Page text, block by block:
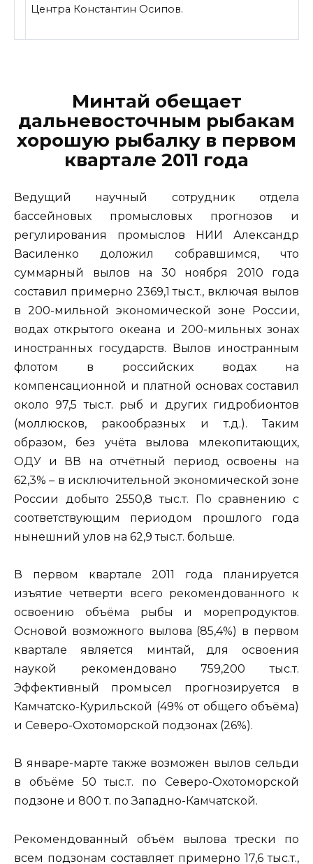
Центра Константин Осипов.
Минтай обещает
дальневосточным рыбакам
хорошую рыбалку в первом
квартале 2011 года
Ведущий научный сотрудник отдела
бассейновых промысловых прогнозов и
регулирования промыслов НИИ Александр
Василенко доложил собравшимся, что
суммарный вылов на 30 ноября 2010 года
составил примерно 2369,1 тыс.т., включая вылов
в 200-мильной экономической зоне России,
водах открытого океана и 200-мильных зонах
иностранных государств. Вылов иностранным
флотом в российских водах на
компенсационной и платной основах составил
около 97,5 тыс.т. рыб и других гидробионтов
(моллюсков, ракообразных и т.д.). Таким
образом, без учёта вылова млекопитающих,
ОДУ и ВВ на отчётный период освоены на
62,3% – в исключительной экономической зоне
России добыто 2550,8 тыс.т. По сравнению с
соответствующим периодом прошлого года
нынешний улов на 62,9 тыс.т. больше.
В первом квартале 2011 года планируется
изъятие четверти всего рекомендованного к
освоению объёма рыбы и морепродуктов.
Основой возможного вылова (85,4%) в первом
квартале является минтай, для освоения
наукой рекомендовано 759,200 тыс.т.
Эффективный промысел прогнозируется в
Камчатско-Курильской (49% от общего объёма)
и Северо-Охотоморской подзонах (26%).
В январе-марте также возможен вылов сельди
в объёме 50 тыс.т. по Северо-Охотоморской
подзоне и 800 т. по Западно-Камчатской.
Рекомендованный объём вылова трески по
всем подзонам составляет примерно 17,6 тыс.т.,